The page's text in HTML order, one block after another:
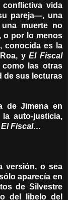
vida
pareja—, una
muerte no
o por lo menos
conocida es la
Roa, yEl Fiscal
las otras
de sus lecturas
de Jimena en
auto-justicia,
El Fiscal…
versión, o sea
aparecía en
de Silvestre
del libelo del